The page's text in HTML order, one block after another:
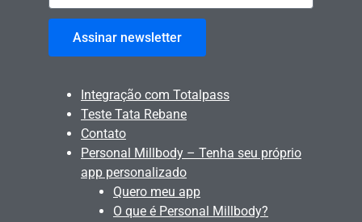
Assinar newsletter
Integração com Totalpass
Teste Tata Rebane
Contato
Personal Millbody – Tenha seu próprio
app personalizado
Quero meu app
O que é Personal Millbody?